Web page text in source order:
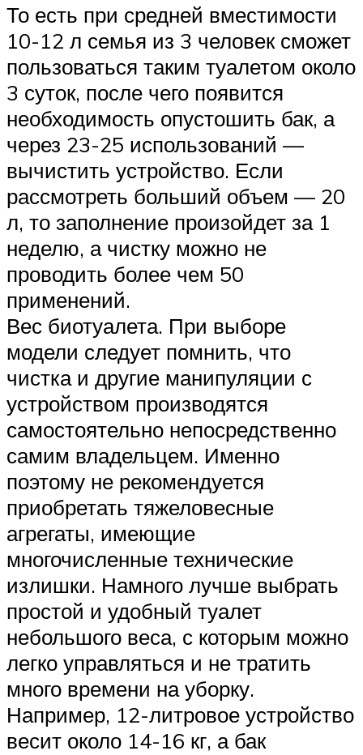
То есть при средней вместимости
10-12 л семья из 3 человек сможет
пользоваться таким туалетом около
3 суток, после чего появится
необходимость опустошить бак, а
через 23-25 использований —
вычистить устройство. Если
рассмотреть больший объем — 20
л, то заполнение произойдет за 1
неделю, а чистку можно не
проводить более чем 50
применений.
Вес биотуалета. При выборе
модели следует помнить, что
чистка и другие манипуляции с
устройством производятся
самостоятельно непосредственно
самим владельцем. Именно
поэтому не рекомендуется
приобретать тяжеловесные
агрегаты, имеющие
многочисленные технические
излишки. Намного лучше выбрать
простой и удобный туалет
небольшого веса, с которым можно
легко управляться и не тратить
много времени на уборку.
Например, 12-литровое устройство
весит около 14-16 кг, а бак